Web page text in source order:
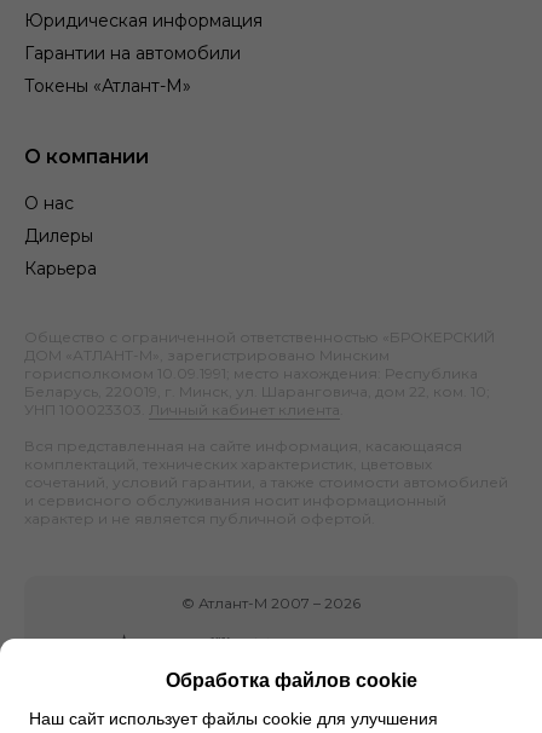
Юридическая информация
Гарантии на автомобили
Токены «Атлант-М»
О компании
О нас
Дилеры
Карьера
Общество с ограниченной ответственностью «БРОКЕРСКИЙ
ДОМ «АТЛАНТ-М», зарегистрировано Минским
горисполкомом 10.09.1991; место нахождения: Республика
Беларусь, 220019, г. Минск, ул. Шаранговича, дом 22, ком. 10;
УНП 100023303.
Личный кабинет клиента
Вся представленная на сайте информация, касающаяся
комплектаций, технических характеристик, цветовых
сочетаний, условий гарантии, а также стоимости автомобилей
и сервисного обслуживания носит информационный
характер и не является публичной офертой.
© Атлант-М 2007 – 2026
Обработка файлов cookie
Наш сайт использует файлы cookie для улучшения